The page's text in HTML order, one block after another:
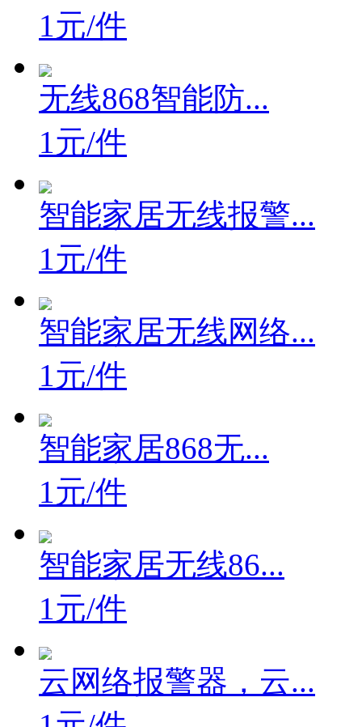
1元/件
无线868智能防...
1元/件
智能家居无线报警...
1元/件
智能家居无线网络...
1元/件
智能家居868无...
1元/件
智能家居无线86...
1元/件
云网络报警器，云...